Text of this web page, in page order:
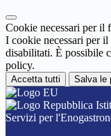
Cookie necessari per il
I cookie necessari per
disabilitati. È possibile
policy.
Accetta tutti Salva le
Servizi per